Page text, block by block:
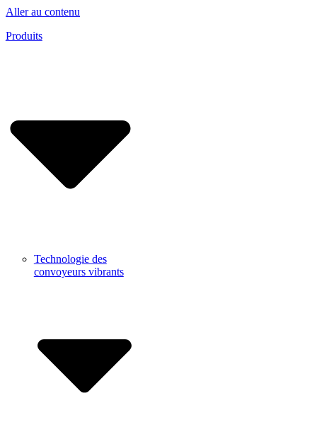
Aller au contenu
Produits
Technologie des
convoyeurs vibrants